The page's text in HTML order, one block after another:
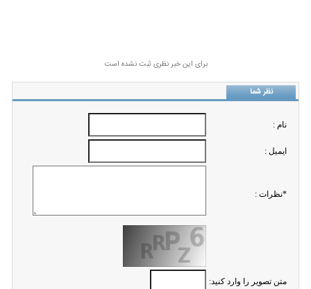
برای این خبر نظری ثبت نشده است
نظر شما
نام :
ايميل :
*نظرات :
متن تصویر را وارد کنید: